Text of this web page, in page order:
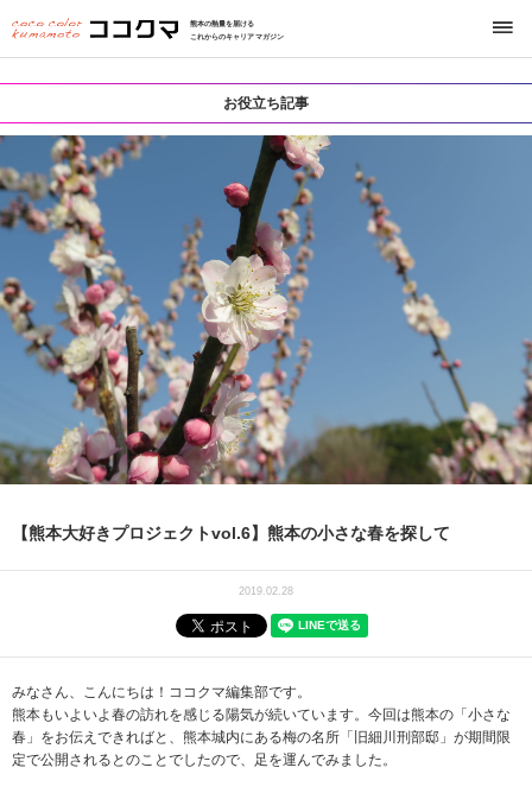
熊本の熱量を届ける
これからのキャリアマガジン
お役立ち記事
【熊本大好きプロジェクトvol.6】熊本の小さな春を探して
2019.02.28
みなさん、こんにちは！ココクマ編集部です。
熊本もいよいよ春の訪れを感じる陽気が続いています。今回は熊本の「小さな
春」をお伝えできればと、熊本城内にある梅の名所「旧細川刑部邸」 が期間限
定で公開されるとのことでしたので、足を運んでみました。